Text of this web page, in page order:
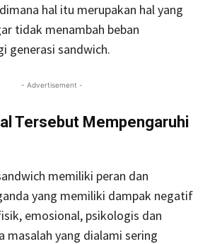
hal itu merupakan hal yang
tidak menambah beban
generasi sandwich.
- Advertisement -
Tersebut Mempengaruhi
memiliki peran dan
yang memiliki dampak negatif
emosional, psikologis dan
masalah yang dialami sering